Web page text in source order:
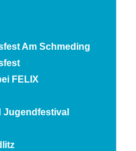
Am Schmeding
FELIX